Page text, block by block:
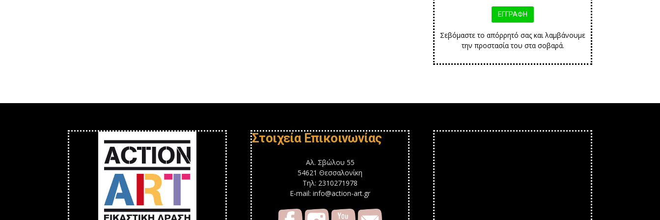
Σεβόμαστε το απόρρητό σας και λαμβάνουμε
την προστασία του στα σοβαρά.
Στοιχεία Επικοινωνίας
Αλ. Σβώλου 55
54621 Θεσσαλονίκη
Τηλ: 2310271978
E-mail: info@action-art.gr